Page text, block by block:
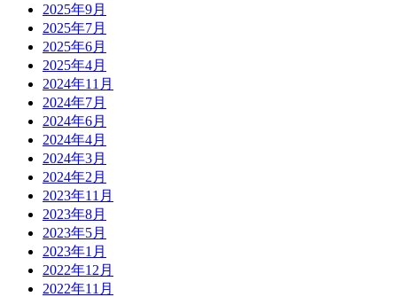
2025年9月
2025年7月
2025年6月
2025年4月
2024年11月
2024年7月
2024年6月
2024年4月
2024年3月
2024年2月
2023年11月
2023年8月
2023年5月
2023年1月
2022年12月
2022年11月